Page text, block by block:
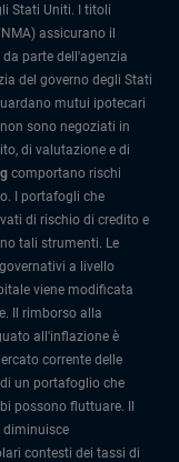
Stati Uniti. I titoli
assicurano il
parte dell'agenzia
del governo degli Stati
mutui ipotecari
non sono negoziati in
di valutazione e di
comportano rischi
I portafogli che
di rischio di credito e
tali strumenti. Le
a livello
viene modificata
Il rimborso alla
all'inflazione è
corrente delle
un portafoglio che
possono fluttuare. Il
diminuisce
contesti dei tassi di